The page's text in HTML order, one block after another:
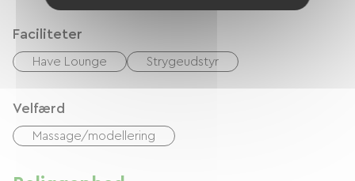
Faciliteter
Have Lounge Strygeudstyr
Velfærd
Massage/modellering